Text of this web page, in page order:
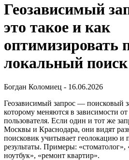
Геозависимый
это такое и как
оптимизировать
локальный поиск
Богдан Коломиец - 16.06.2026
Геозависимый запрос — поисковый
которому меняются в зависимости
пользователя. Если один и тот же
Москвы и Краснодара, они видят
поисковик учитывает геолокацию и
результаты. Примеры:
ноутбук», «ремонт квартир».